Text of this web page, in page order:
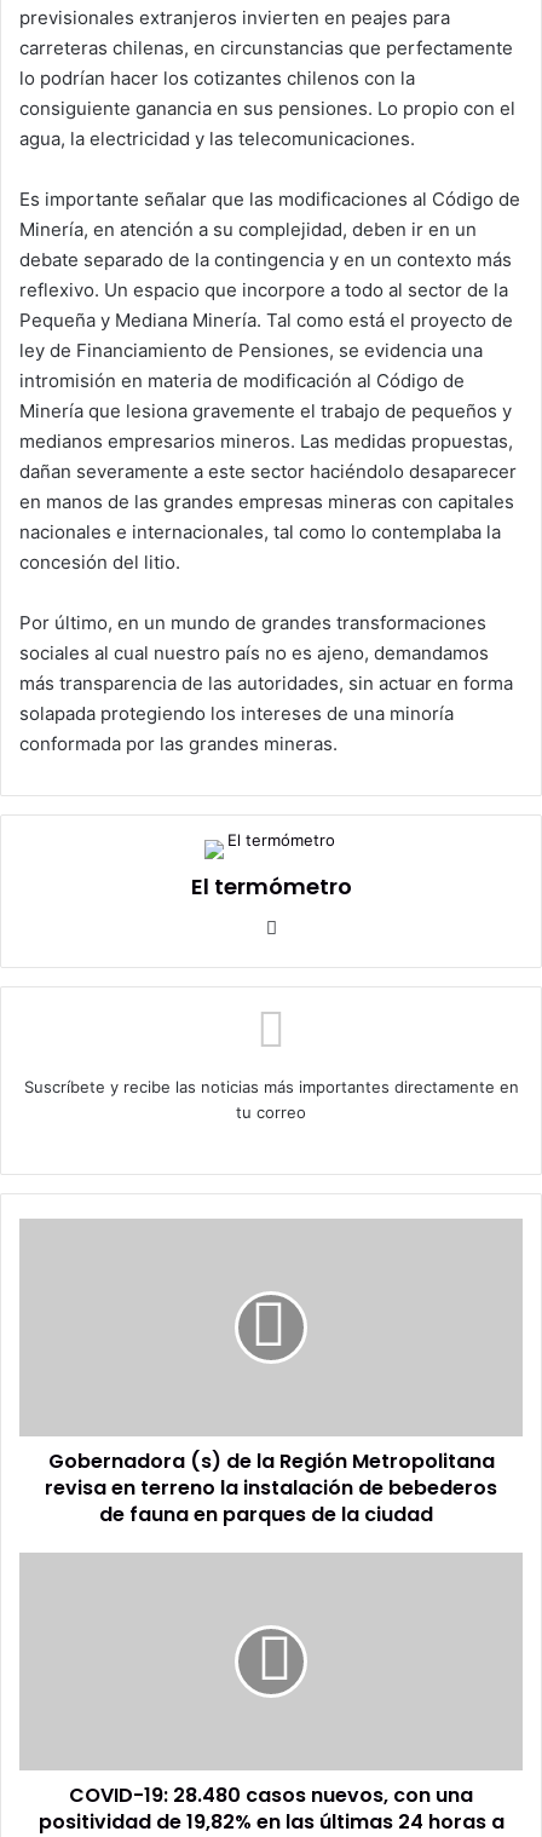
previsionales extranjeros invierten en peajes para
carreteras chilenas, en circunstancias que perfectamente
lo podrían hacer los cotizantes chilenos con la
consiguiente ganancia en sus pensiones. Lo propio con el
agua, la electricidad y las telecomunicaciones.
Es importante señalar que las modificaciones al Código de
Minería, en atención a su complejidad, deben ir en un
debate separado de la contingencia y en un contexto más
reflexivo. Un espacio que incorpore a todo al sector de la
Pequeña y Mediana Minería. Tal como está el proyecto de
ley de Financiamiento de Pensiones, se evidencia una
intromisión en materia de modificación al Código de
Minería que lesiona gravemente el trabajo de pequeños y
medianos empresarios mineros. Las medidas propuestas,
dañan severamente a este sector haciéndolo desaparecer
en manos de las grandes empresas mineras con capitales
nacionales e internacionales, tal como lo contemplaba la
concesión del litio.
Por último, en un mundo de grandes transformaciones
sociales al cual nuestro país no es ajeno, demandamos
más transparencia de las autoridades, sin actuar en forma
solapada protegiendo los intereses de una minoría
conformada por las grandes mineras.
El termómetro
Suscríbete y recibe las noticias más importantes directamente en
tu correo
terreno
instalación
Gobernadora (s) de la Región Metropolitana
revisa en terreno la instalación de bebederos
de fauna en parques de la ciudad
de
19,82%COVID-19: 28.480 casos nuevos, con una
positividad de 19,82% en las últimas 24 horas a